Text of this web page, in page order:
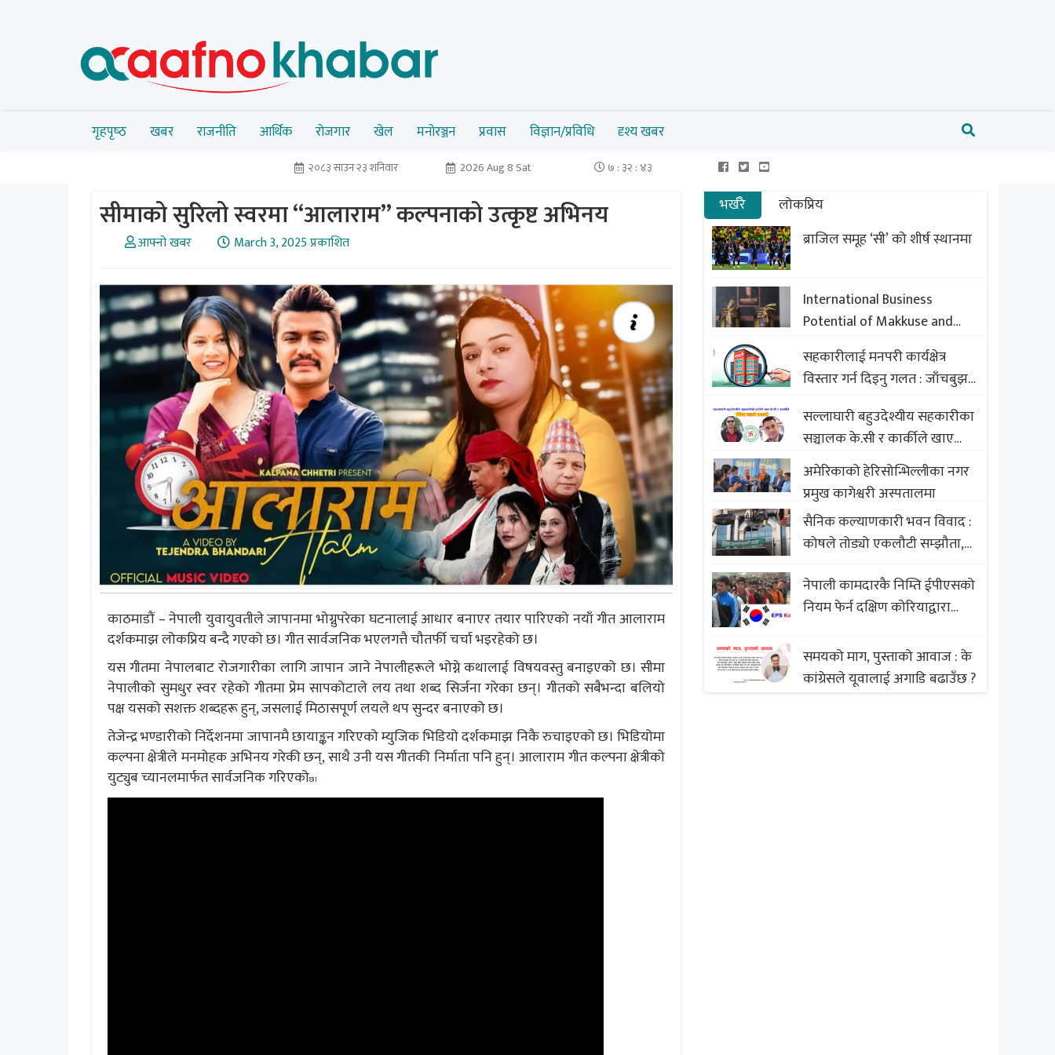
गृहपृष्‍ठ खबर राजनीति आर्थिक रोजगार खेल मनोरञ्जन प्रवास विज्ञान/प्रविधि दृश्य खबर
२०८३ साउन २३ शनिवार 2026 Aug 8 Sat ७ : ३२ : ४३
सीमाको सुरिलो स्वरमा “आलाराम” कल्पनाको उत्कृष्ट अभिनय
आफ्नो खबर March 3, 2025 प्रकाशित
काठमाडौं – नेपाली युवायुवतीले जापानमा भोग्नुपरेका घटनालाई आधार बनाएर तयार पारिएको नयाँ गीत आलाराम
दर्शकमाझ लोकप्रिय बन्दै गएको छ। गीत सार्वजनिक भएलगत्तै चौतर्फी चर्चा भइरहेको छ।
यस गीतमा नेपालबाट रोजगारीका लागि जापान जाने नेपालीहरूले भोग्ने कथालाई विषयवस्तु बनाइएको छ। सीमा
नेपालीको सुमधुर स्वर रहेको गीतमा प्रेम सापकोटाले लय तथा शब्द सिर्जना गरेका छन्। गीतको सबैभन्दा बलियो
पक्ष यसको सशक्त शब्दहरू हुन्, जसलाई मिठासपूर्ण लयले थप सुन्दर बनाएको छ।
तेजेन्द्र भण्डारीको निर्देशनमा जापानमै छायाङ्कन गरिएको म्युजिक भिडियो दर्शकमाझ निकै रुचाइएको छ। भिडियोमा
कल्पना क्षेत्रीले मनमोहक अभिनय गरेकी छन्, साथै उनी यस गीतकी निर्माता पनि हुन्। आलाराम गीत कल्पना क्षेत्रीको
युट्युब च्यानलमार्फत सार्वजनिक गरिएकोछ।
भर्खरै
लोकप्रिय
ब्राजिल समूह ‘सी’ को शीर्ष स्थानमा
International Business
Potential of Makkuse and
Export Opportunities of
Nepali Sweets with Global
Comparison to Baklava
सहकारीलाई मनपरी कार्यक्षेत्र
विस्तार गर्न दिइनु गलत : जाँचबुझ
सल्लाघारी बहुउदेश्यीय सहकारीका
सञ्चालक के.सी र कार्कीले खाए
सदस्यको करोडौं बचत
अमेरिकाको हेरिसोन्भिल्लीका नगर
प्रमुख कागेश्वरी अस्पतालमा
सैनिक कल्याणकारी भवन विवाद :
कोषले तोड्यो एकलौटी सम्झौता,
बिखलबन्दमा (भिडियो)
नेपाली कामदारकै निम्ति ईपीएसको
नियम फेर्न दक्षिण कोरियाद्वारा
समयको माग, पुस्ताको आवाज : के
कांग्रेसले यूवालाई अगाडि बढाउँछ ?